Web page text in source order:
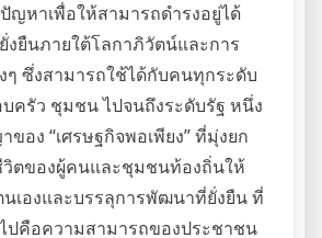
ญหาเพื่อให้สามารถดำรงอยู่ได้
งยืนภายใต้โลกาภิวัตน์และการ
ๆ ซึ่งสามารถใช้ได้กับคนทุกระดับ
ครัว ชุมชน ไปจนถึงระดับรัฐ หนึ่ง
อง “เศรษฐกิจพอเพียง” ที่มุ่งยก
ตของผู้คนและชุมชนท้องถิ่นให้
เองและบรรลุการพัฒนาที่ยั่งยืน ที่
ปคือความสามารถของประชาชน